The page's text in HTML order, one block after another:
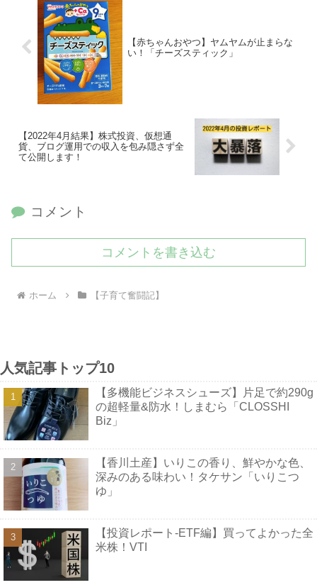
【赤ちゃんおやつ】ヤムヤムが止まらな
い！「チーズスティック」
【2022年4月結果】株式投資、仮想通
貨、ブログ運用での収入を包み隠さず全
て公開します！
コメント
コメントを書き込む
ホーム 【子育て奮闘記】
人気記事トップ10
【多機能ビジネスシューズ】片足で約290g
の超軽量&防水！しまむら「CLOSSHI
Biz」
【香川土産】いりこの香り、鮮やかな色、
深みのある味わい！タケサン「いりこつ
ゆ」
【投資レポート-ETF編】買ってよかった全
米株！VTI